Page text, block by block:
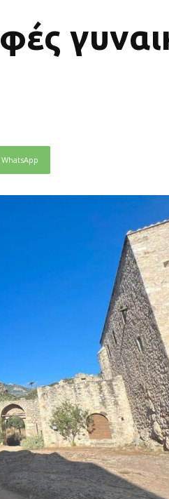
WhatsApp